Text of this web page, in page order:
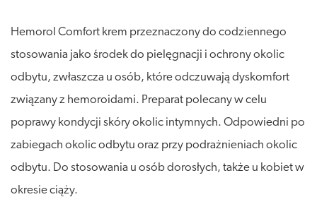
Hemorol Comfort krem przeznaczony do codziennego
stosowania jako środek do pielęgnacji i ochrony okolic
odbytu, zwłaszcza u osób, które odczuwają dyskomfort
związany z hemoroidami. Preparat polecany w celu
poprawy kondycji skóry okolic intymnych. Odpowiedni po
zabiegach okolic odbytu oraz przy podrażnieniach okolic
odbytu. Do stosowania u osób dorosłych, także u kobiet w
okresie ciąży.